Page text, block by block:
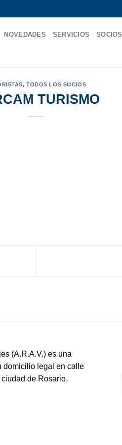
NOVEDADES SERVICIOS SOCIOS
,TODOS LOS SOCIOS
TURISMO
(A.R.A.V.) es una
domicilio legal en calle
de Rosario.